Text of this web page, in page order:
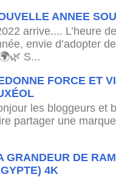
ANNEE
arrive.... L’heure
envie d’adopter
S...
FORCE ET
les bloggeurs et
partager une
GRANDEUR DE
4K